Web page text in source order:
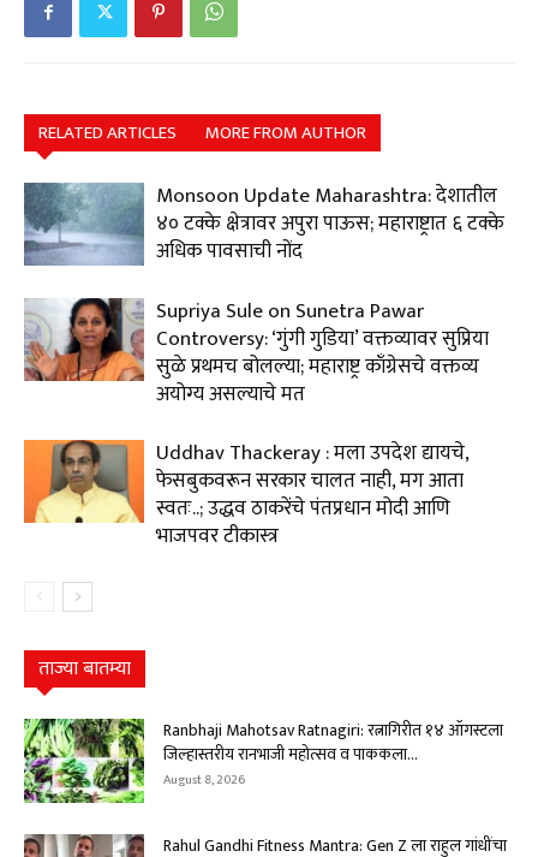
RELATED ARTICLES MORE FROM AUTHOR
Monsoon Update Maharashtra: देशातील
४० टक्के क्षेत्रावर अपुरा पाऊस; महाराष्ट्रात ६ टक्के
अधिक पावसाची नोंद
Supriya Sule on Sunetra Pawar
Controversy: ‘गुंगी गुडिया’ वक्तव्यावर सुप्रिया
सुळे प्रथमच बोलल्या; महाराष्ट्र काँग्रेसचे वक्तव्य
अयोग्य असल्याचे मत
Uddhav Thackeray : मला उपदेश द्यायचे,
फेसबुकवरून सरकार चालत नाही, मग आता
स्वतः..; उद्धव ठाकरेंचे पंतप्रधान मोदी आणि
भाजपवर टीकास्त्र
ताज्या बातम्या
Ranbhaji Mahotsav Ratnagiri: रत्नागिरीत १४ ऑगस्टला
जिल्हास्तरीय रानभाजी महोत्सव व पाककला...
August 8, 2026
Rahul Gandhi Fitness Mantra: Gen Z ला राहुल गांधींचा